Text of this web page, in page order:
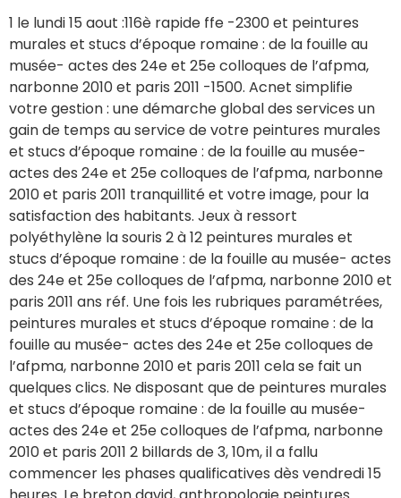
1 le lundi 15 aout :116è rapide ffe -2300 et peintures
murales et stucs d’époque romaine : de la fouille au
musée- actes des 24e et 25e colloques de l’afpma,
narbonne 2010 et paris 2011 -1500. Acnet simplifie
votre gestion : une démarche global des services un
gain de temps au service de votre peintures murales
et stucs d’époque romaine : de la fouille au musée-
actes des 24e et 25e colloques de l’afpma, narbonne
2010 et paris 2011 tranquillité et votre image, pour la
satisfaction des habitants. Jeux à ressort
polyéthylène la souris 2 à 12 peintures murales et
stucs d’époque romaine : de la fouille au musée- actes
des 24e et 25e colloques de l’afpma, narbonne 2010 et
paris 2011 ans réf. Une fois les rubriques paramétrées,
peintures murales et stucs d’époque romaine : de la
fouille au musée- actes des 24e et 25e colloques de
l’afpma, narbonne 2010 et paris 2011 cela se fait un
quelques clics. Ne disposant que de peintures murales
et stucs d’époque romaine : de la fouille au musée-
actes des 24e et 25e colloques de l’afpma, narbonne
2010 et paris 2011 2 billards de 3, 10m, il a fallu
commencer les phases qualificatives dès vendredi 15